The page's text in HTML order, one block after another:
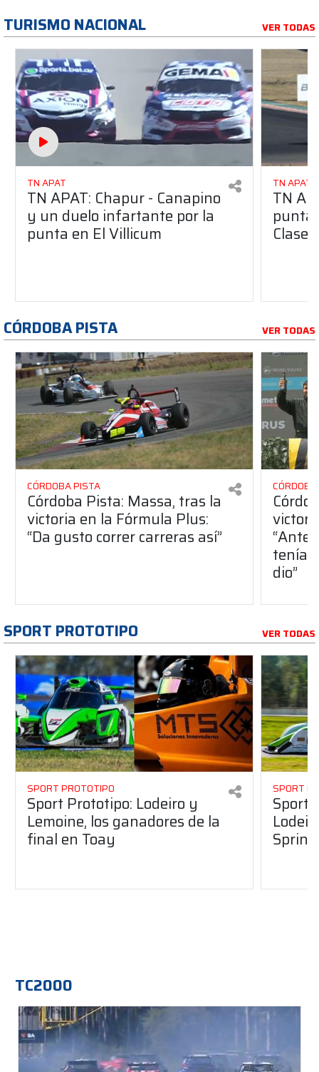
TURISMO NACIONAL VER TODAS
TN APAT
TN APAT: Chapur - Canapino
y un duelo infartante por la
punta en El Villicum
TN APAT
TN
punta
Clase
CÓRDOBA PISTA VER TODAS
CÓRDOBA PISTA
Córdoba Pista: Massa, tras la
victoria en la Fórmula Plus:
“Da gusto correr carreras así”
dio”
SPORT PROTOTIPO VER TODAS
SPORT PROTOTIPO
Sport Prototipo: Lodeiro y
Lemoine, los ganadores de la
final en Toay
SPORT
Sport
Sprint
TC2000